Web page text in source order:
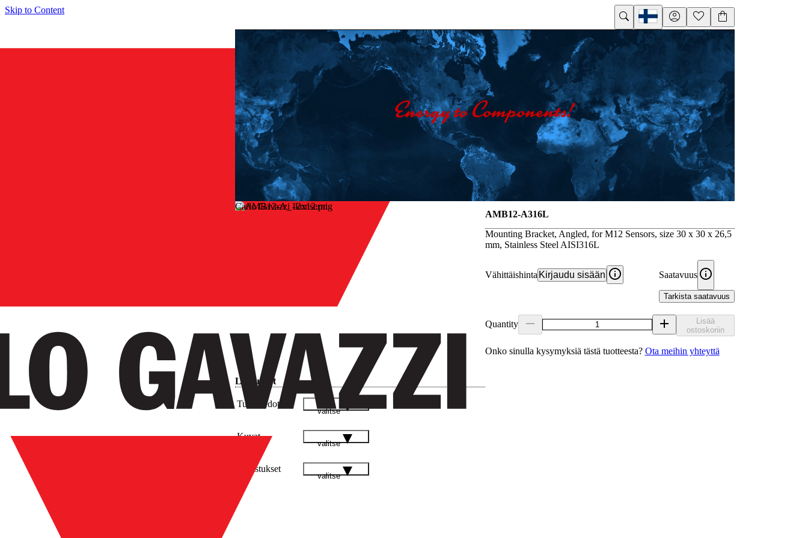
Skip to Content
Carlo Gavazzi -konserni
AMB12-A316L
Mounting Bracket, Angled, for M12 Sensors, size 30 x 30 x 26,5
mm, Stainless Steel AISI316L
Vähittäishinta Kirjaudu sisään Saatavuus
Tarkista saatavuus
Quantity
Lisää
ostoskoriin
Onko sinulla kysymyksiä tästä tuotteesta? Ota meihin yhteyttä
Lataukset
Tuotetiedot
valitse
Kuvat
valitse
Piirustukset
valitse